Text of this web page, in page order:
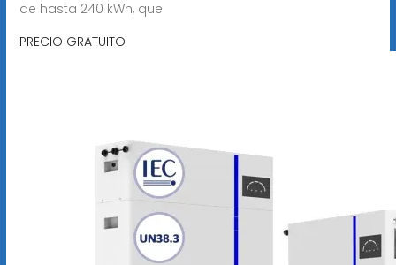
de hasta 240 kWh, que
PRECIO GRATUITO